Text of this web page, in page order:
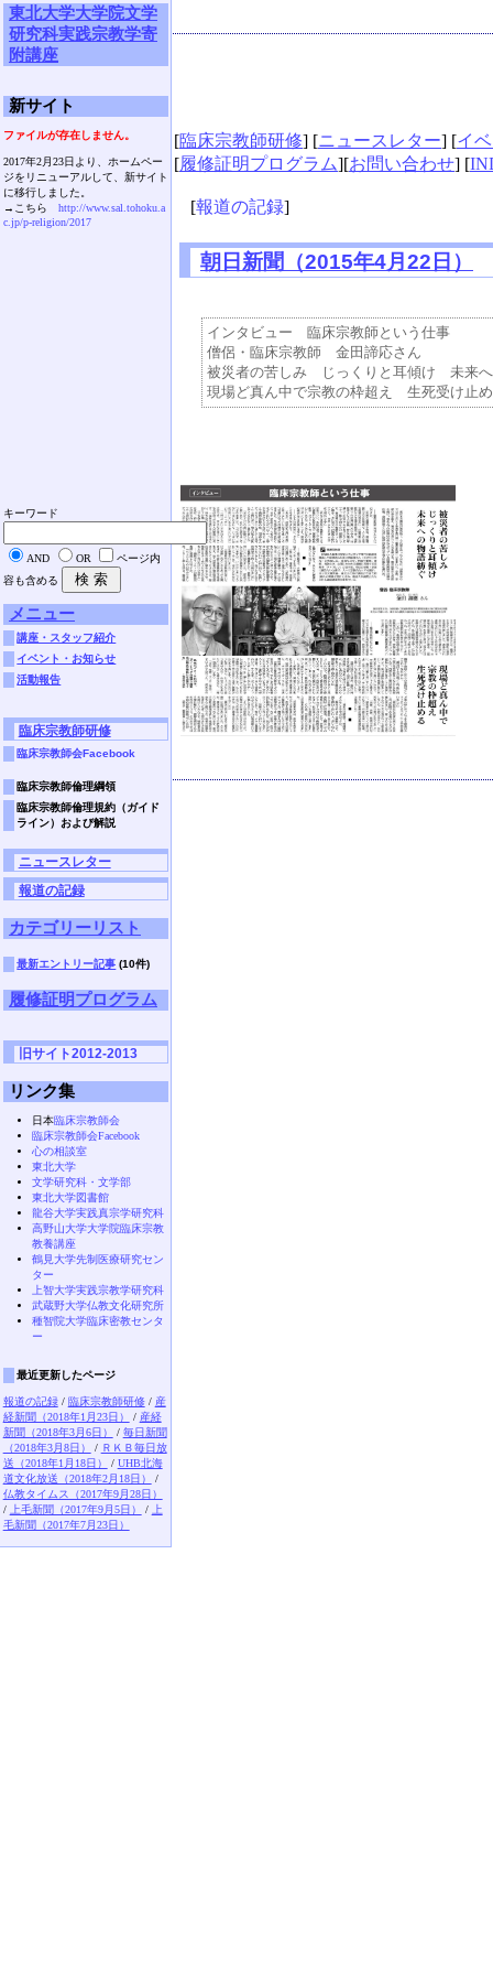
[臨床宗教師研修] [ニュースレター] [イ
[履修証明プログラム][お問い合わせ] [
[報道の記録]
朝日新聞（2015年4月22日）
インタビュー　臨床宗教師という仕事
僧侶・臨床宗教師　金田諦応さん
被災者の苦しみ　じっくりと耳傾け　未来
東北大学大学院文学
研究科実践宗教学寄
附講座
新サイト
ファイルが存在しません。
2017年2月23日より、ホームペー
ジをリニューアルして、新サイト
に移行しました。
→こちら http://www.sal.tohoku.a
c.jp/p-religion/2017
キーワード
AND OR
ページ内
容も含める
メニュー
講座・スタッフ紹介
イベント・お知らせ
活動報告
臨床宗教師研修
臨床宗教師会Facebook
臨床宗教師倫理綱領
臨床宗教師倫理規約（ガイド
ライン）および解説
ニュースレター
報道の記録
カテゴリーリスト
最新エントリー記事 (10件)
履修証明プログラム
旧サイト2012-2013
リンク集
日本臨床宗教師会
臨床宗教師会Facebook
心の相談室
東北大学
文学研究科・文学部
東北大学図書館
龍谷大学実践真宗学研究科
高野山大学大学院臨床宗教
教養講座
鶴見大学先制医療研究セン
ター
上智大学実践宗教学研究科
武蔵野大学仏教文化研究所
種智院大学臨床密教センタ
ー
最近更新したページ
報道の記録/ 臨床宗教師研修/ 産
経新聞（2018年1月23日）
/ 産経
新聞（2018年3月6日）
/ 毎日新聞
（2018年3月8日）
/ ＲＫＢ毎日放
送（2018年1月18日）
/ UHB北海
道文化放送（2018年2月18日）
/
仏教タイムス（2017年9月28日）
/
上毛新聞（2017年9月5日） /
上
毛新聞（2017年7月23日）